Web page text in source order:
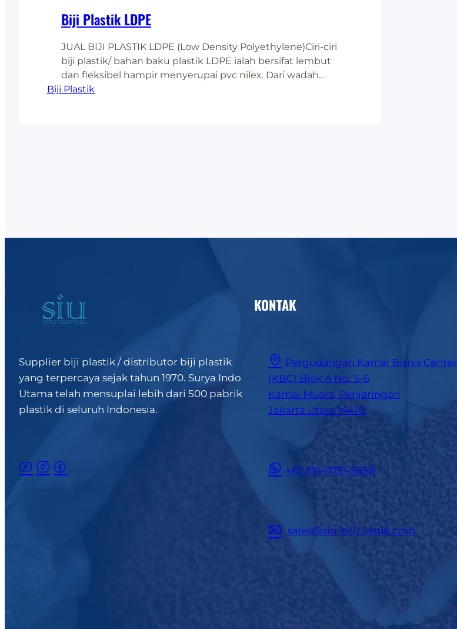
Biji Plastik LDPE
JUAL BIJI PLASTIK LDPE (Low Density Polyethylene)Ciri-ciri
biji plastik/ bahan baku plastik LDPE ialah bersifat lembut
dan fleksibel hampir menyerupai pvc nilex. Dari wadah
plastik, botol, tas hingga mainan plastik; di mana-mana
Biji Plastik
Supplier biji plastik / distributor biji plastik
yang terpercaya sejak tahun 1970. Surya Indo
Utama telah mensuplai lebih dari 500 pabrik
plastik di seluruh Indonesia.
KONTAK
Pergudangan Kamal Bisnis Center
(KBC) Blok A No. 5-6
Kamal Muara, Penjaringan
Jakarta Utara 14470
+62 819-9751-5858
sales@siu-bijiplastik.com